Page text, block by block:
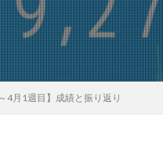
4月1週目】成績と振り返り